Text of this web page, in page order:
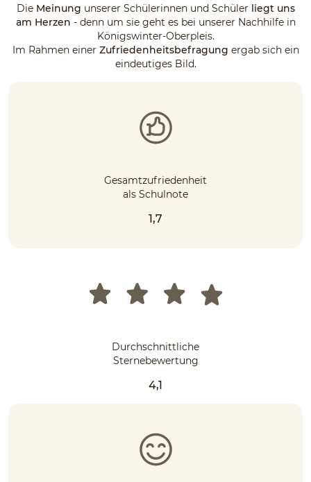
Die Meinung unserer Schülerinnen und Schüler liegt uns
am Herzen - denn um sie geht es bei unserer Nachhilfe in
Königswinter-Oberpleis.
Im Rahmen einer Zufriedenheitsbefragung ergab sich ein
eindeutiges Bild.
Gesamtzufriedenheit
als Schulnote
1,7
Durchschnittliche
Sternebewertung
4,1